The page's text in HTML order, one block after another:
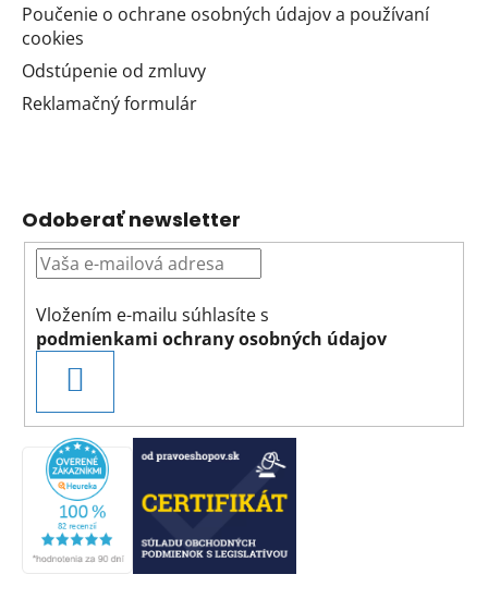
Poučenie o ochrane osobných údajov a používaní
cookies
Odstúpenie od zmluvy
Reklamačný formulár
Odoberať newsletter
Vložením e-mailu súhlasíte s
podmienkami ochrany osobných údajov
SA